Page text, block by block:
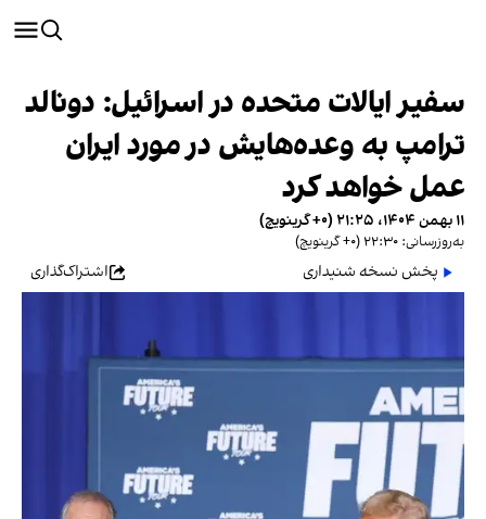
سفیر ایالات متحده در اسرائیل: دونالد
ترامپ به وعده‌هایش در مورد ایران
عمل خواهد کرد
۱۱ بهمن ۱۴۰۴، ۲۱:۲۵ (‎+۰ گرینویچ)
به‌روزرسانی: ۲۲:۳۰ (‎+۰ گرینویچ)
پخش نسخه شنیداری اشتراک‌گذاری